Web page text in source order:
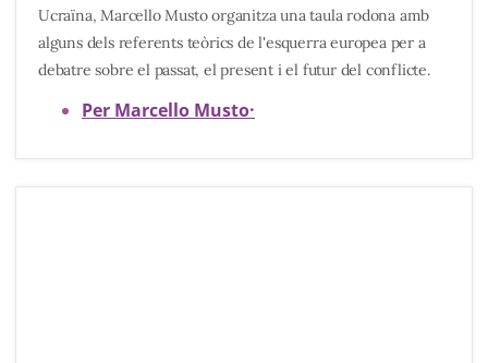
Ucraïna, Marcello Musto organitza una taula rodona amb
alguns dels referents teòrics de l'esquerra europea per a
debatre sobre el passat, el present i el futur del conflicte.
Per Marcello Musto·